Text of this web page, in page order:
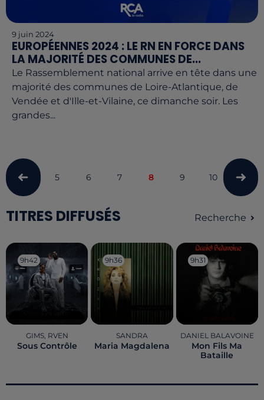
9 juin 2024
EUROPÉENNES 2024 : LE RN EN FORCE DANS
LA MAJORITÉ DES COMMUNES DE...
Le Rassemblement national arrive en tête dans une
majorité des communes de Loire-Atlantique, de
Vendée et d'Ille-et-Vilaine, ce dimanche soir. Les
grandes...
5 6 7 8 9 10 11
TITRES DIFFUSÉS Recherche
9h42
9h42
GIMS, RVEN
Sous Contrôle
9h36
9h36
SANDRA
Maria Magdalena
9h31
9h31
DANIEL BALAVOINE
Mon Fils Ma
Bataille